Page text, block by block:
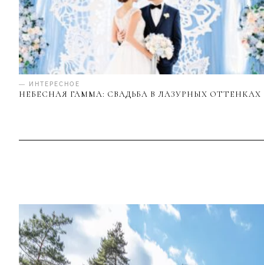
— ИНТЕРЕСНОЕ
НЕБЕСНАЯ ГАММА: СВАДЬБА В ЛАЗУРНЫХ ОТТЕНКАХ